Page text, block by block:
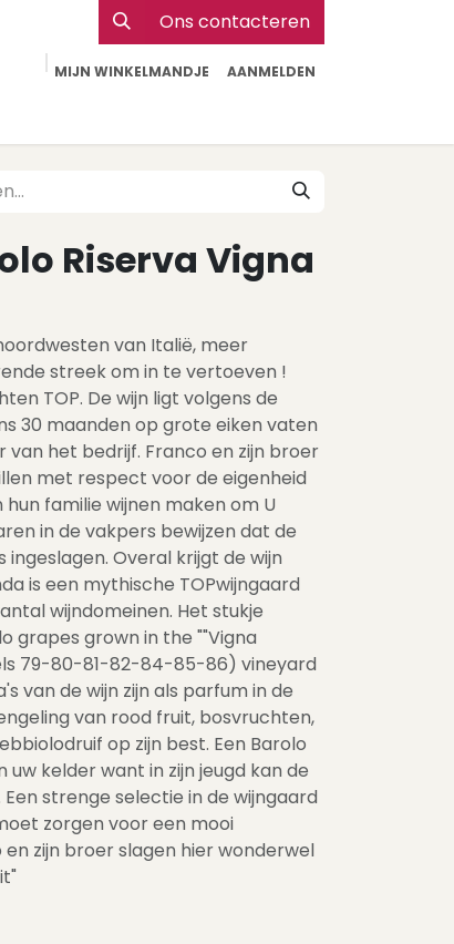
Ons contacteren
MIJN WINKELMANDJE AANMELDEN
Riserva Vigna
van Italië, meer
streek om in te vertoeven !
TOP. De wijn ligt volgens de
30 maanden op grote eiken vaten
van het bedrijf. Franco en zijn broer
met respect voor de eigenheid
familie wijnen maken om U
in de vakpers bewijzen dat de
ingeslagen. Overal krijgt de wijn
is een mythische TOPwijngaard
wijndomeinen. Het stukje
grapes grown in the ""Vigna
79-80-81-82-84-85-86) vineyard
van de wijn zijn als parfum in de
van rood fruit, bosvruchten,
op zijn best. Een Barolo
kelder want in zijn jeugd kan de
strenge selectie in de wijngaard
zorgen voor een mooi
zijn broer slagen hier wonderwel